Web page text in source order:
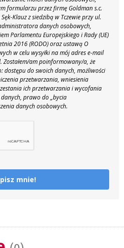
formularzu przez firmę Goldman s.c.
Klauz z siedzibą w Tczewie przy ul.
danych osobowych,
Parlamentu Europejskiego i Rady (UE)
2016 (RODO) oraz ustawą O
w celu wysyłki na mój adres e-mail
Zostałem/am poinformowany/a, że
dostępu do swoich danych, możliwości
przetwarzania, wniesienia
ich przetwarzania i wycofania
prawo do „bycia
danych osobowych.
mnie!